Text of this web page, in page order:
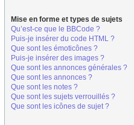
Mise en forme et types de sujets
Qu’est-ce que le BBCode ?
Puis-je insérer du code HTML ?
Que sont les émoticônes ?
Puis-je insérer des images ?
Que sont les annonces générales ?
Que sont les annonces ?
Que sont les notes ?
Que sont les sujets verrouillés ?
Que sont les icônes de sujet ?